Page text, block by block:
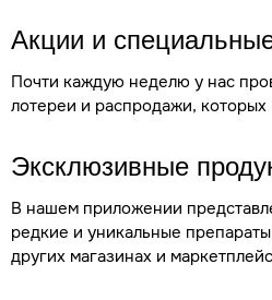
Акции и
Почти каждую неделю у нас
лотереи и распродажи, которых
Эксклюзивные
В нашем приложении
редкие и уникальные
других магазинах и